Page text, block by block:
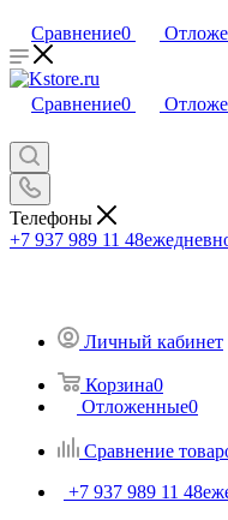
Сравнение0
Сравнение0
Телефоны
+7 937 989 11 48
Личный кабинет
Корзина0
Отложенные0
Сравнение
+7 937 989 11 48